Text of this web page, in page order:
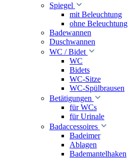
Spiegel
mit Beleuchtung
ohne Beleuchtung
Badewannen
Duschwannen
WC / Bidet
WC
Bidets
WC-Sitze
WC-Spülbrausen
Betätigungen
für WCs
für Urinale
Badaccessoires
Badeimer
Ablagen
Bademantelhaken